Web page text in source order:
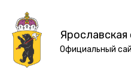
Официальный